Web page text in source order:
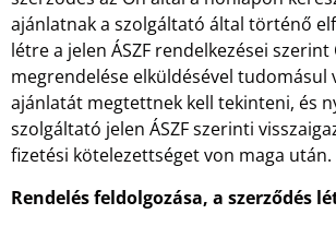
ajánlatnak a szolgáltató által történő
létre a jelen ÁSZF rendelkezései szerint
megrendelése elküldésével tudomásul
ajánlatát megtettnek kell tekinteni, és
szolgáltató jelen ÁSZF szerinti
fizetési kötelezettséget von maga után.
Rendelés feldolgozása, a szerződés